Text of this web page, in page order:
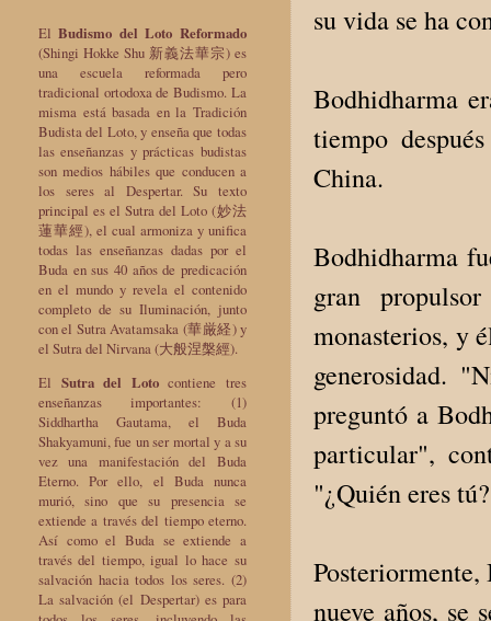
su vida se ha
Bodhidharma
tiempo
China.
Bodhidharma
gran
monasterios, y
generosidad.
preguntó a
particular",
"¿Quién eres
nueve años, se
ElBudismo del Loto Reformado
(Shingi Hokke Shu 新義法華宗) es
una escuela reformada pero
tradicional ortodoxa de Budismo. La
misma está basada en la Tradición
Budista del Loto, y enseña que todas
las enseñanzas y prácticas budistas
son medios hábiles que conducen a
los seres al Despertar. Su texto
principal es el Sutra del Loto (妙法
蓮華經), el cual armoniza y unifica
todas las enseñanzas dadas por el
Buda en sus 40 años de predicación
en el mundo y revela el contenido
completo de su Iluminación, junto
con el Sutra Avatamsaka (華厳経) y
el Sutra del Nirvana (大般涅槃經).
El Sutra del Lotocontiene tres
enseñanzas importantes: (1)
Siddhartha Gautama, el Buda
Shakyamuni, fue un ser mortal y a su
vez una manifestación del Buda
Eterno. Por ello, el Buda nunca
murió, sino que su presencia se
extiende a través del tiempo eterno.
Así como el Buda se extiende a
través del tiempo, igual lo hace su
salvación hacia todos los seres. (2)
La salvación (el Despertar) es para